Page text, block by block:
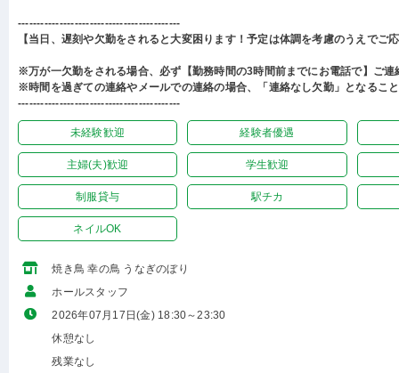
-------------------------------------------
【当日、遅刻や欠勤をされると大変困ります！予定は体調を考慮のうえでご
※万が一欠勤をされる場合、必ず【勤務時間の3時間前までにお電話で】ご連
※時間を過ぎての連絡やメールでの連絡の場合、「連絡なし欠勤」となるこ
-------------------------------------------
未経験歓迎 経験者優遇
主婦(夫)歓迎 学生歓迎
制服貸与 駅チカ
ネイルOK
焼き鳥 幸の鳥 うなぎのぼり
ホールスタッフ
2026年07月17日(金) 18:30～23:30
休憩なし
残業なし